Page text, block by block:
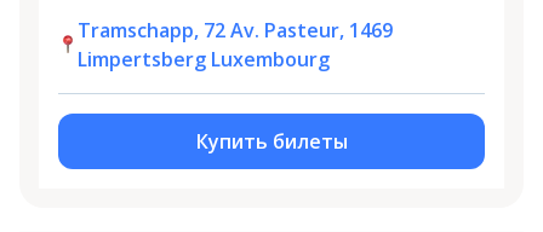
Tramschapp, 72 Av. Pasteur, 1469
Limpertsberg Luxembourg
Купить билеты